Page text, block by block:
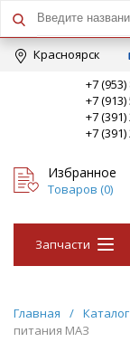
Краcноярск
+7
+7
+7
+7
Избранное
Товаров (0)
Запчасти
Главная / Каталог
питания МАЗ